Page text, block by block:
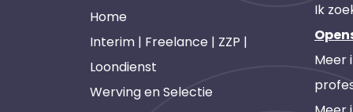
Home
Interim | Freelance | ZZP |
Loondienst
Werving en Selectie
Ik
Meer